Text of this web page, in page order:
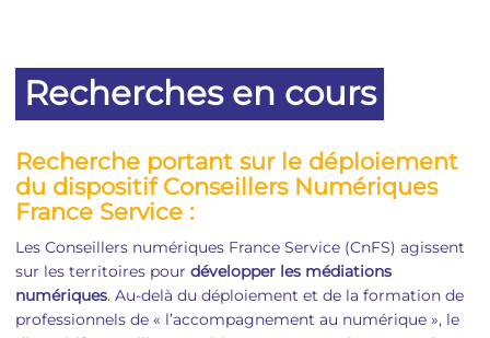
Recherches en cours
Recherche portant sur le déploiement
du dispositif Conseillers Numériques
France Service :
Les Conseillers numériques France Service (CnFS) agissent
sur les territoires pour développer les médiations
numériques. Au-delà du déploiement et de la formation de
professionnels de « l’accompagnement au numérique », le